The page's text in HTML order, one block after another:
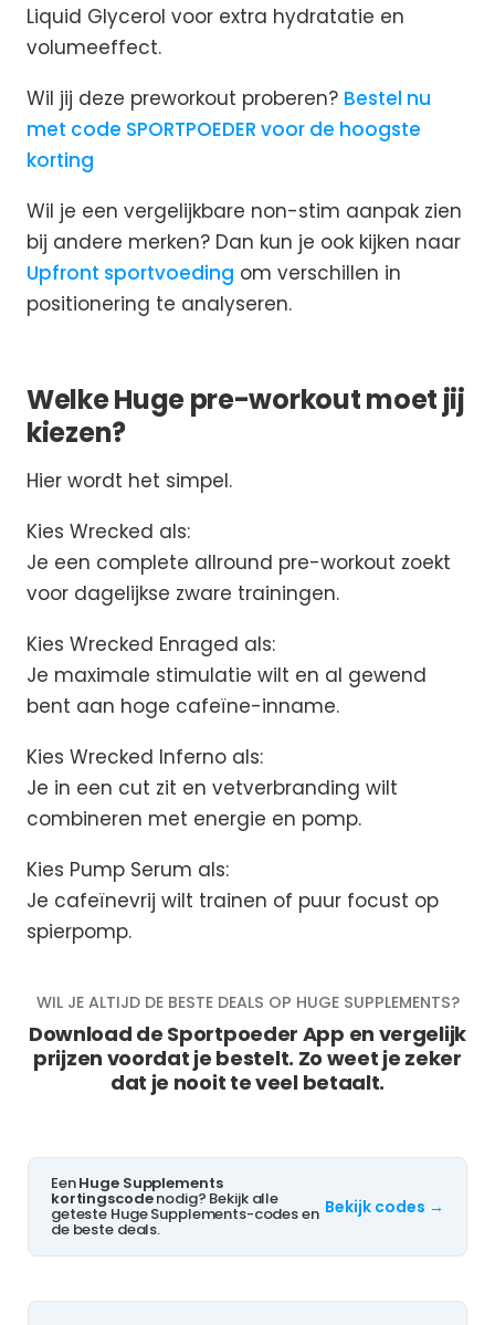
Liquid Glycerol voor extra hydratatie en
volumeeffect.
Wil jij deze preworkout proberen? Bestel nu
met code SPORTPOEDER voor de hoogste
korting
Wil je een vergelijkbare non-stim aanpak zien
bij andere merken? Dan kun je ook kijken naar
Upfront sportvoeding om verschillen in
positionering te analyseren.
Welke Huge pre-workout moet jij
kiezen?
Hier wordt het simpel.
Kies Wrecked als:
Je een complete allround pre-workout zoekt
voor dagelijkse zware trainingen.
Kies Wrecked Enraged als:
Je maximale stimulatie wilt en al gewend
bent aan hoge cafeïne-inname.
Kies Wrecked Inferno als:
Je in een cut zit en vetverbranding wilt
combineren met energie en pomp.
Kies Pump Serum als:
Je cafeïnevrij wilt trainen of puur focust op
spierpomp.
WIL JE ALTIJD DE BESTE DEALS OP HUGE SUPPLEMENTS?
Download de Sportpoeder App en vergelijk
prijzen voordat je bestelt. Zo weet je zeker
dat je nooit te veel betaalt.
EenHuge Supplements
kortingscodenodig? Bekijk alle
geteste Huge Supplements-codes en
de beste deals.
Bekijk codes →